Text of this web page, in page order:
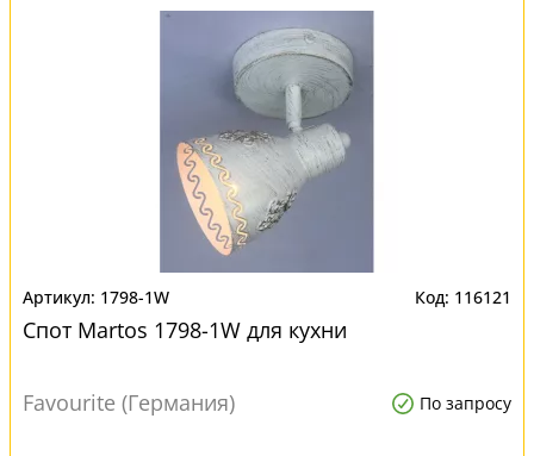
1798-1W 116121
Спот Martos 1798-1W для кухни
Favourite (Германия) По запросу